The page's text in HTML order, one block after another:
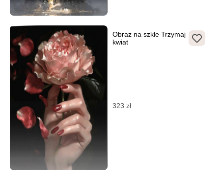
Obraz na szkle Trzymaj
kwiat
323 zł